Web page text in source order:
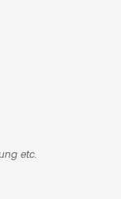
etc.